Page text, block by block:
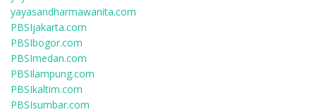
yayasandharmawanita.com
PBSIjakarta.com
PBSIbogor.com
PBSImedan.com
PBSIlampung.com
PBSIkaltim.com
PBSIsumbar.com